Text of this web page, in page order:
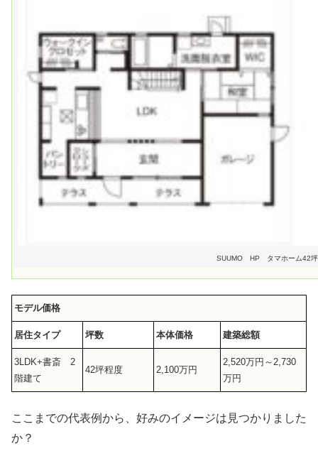
SUUMO HP タマホーム42
モデル価格
居住タイプ 坪数 本体価格 建築総額
3LDK+書斎 2
階建て
42坪程度 2,100万円
2,520万円～2,730
万円
ここまでの代表例から、好みのイメージは見つかりました
か？